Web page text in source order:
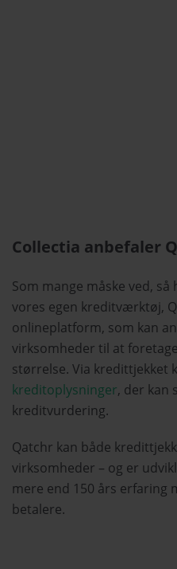
Collectia anbefaler
Som mange måske ved,
vores egen kreditværktøj,
onlineplatform, som kan
virksomheder til at
størrelse. Via kredittjekket
kreditoplysninger, der kan
kreditvurdering.
Qatchr kan både
virksomheder – og er
mere end 150 års erfaring
betalere.